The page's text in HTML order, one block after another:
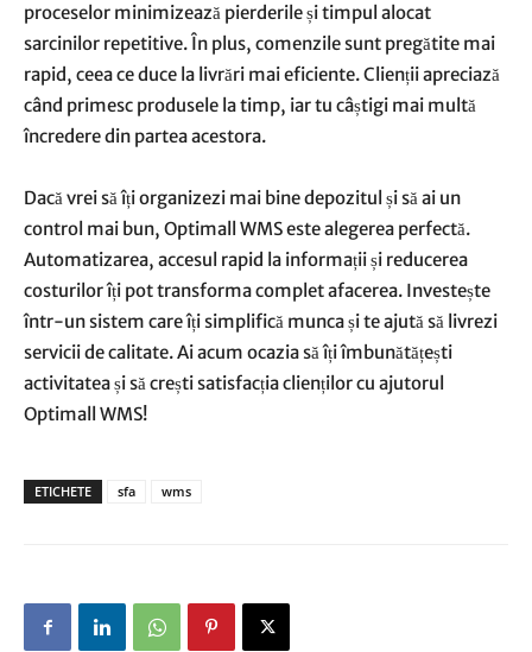
proceselor minimizează pierderile și timpul alocat
sarcinilor repetitive. În plus, comenzile sunt pregătite mai
rapid, ceea ce duce la livrări mai eficiente. Clienții apreciază
când primesc produsele la timp, iar tu câștigi mai multă
încredere din partea acestora.
Dacă vrei să îți organizezi mai bine depozitul și să ai un
control mai bun, Optimall WMS este alegerea perfectă.
Automatizarea, accesul rapid la informații și reducerea
costurilor îți pot transforma complet afacerea. Investește
într-un sistem care îți simplifică munca și te ajută să livrezi
servicii de calitate. Ai acum ocazia să îți îmbunătățești
activitatea și să crești satisfacția clienților cu ajutorul
Optimall WMS!
ETICHETE sfa wms